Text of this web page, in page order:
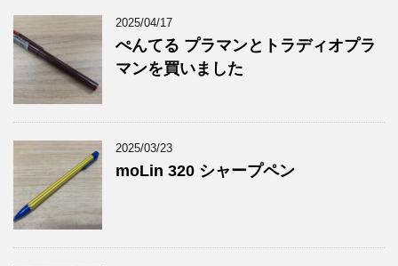
2025/04/17
ぺんてる プラマンとトラディオプラ
マンを買いました
2025/03/23
moLin 320 シャープペン